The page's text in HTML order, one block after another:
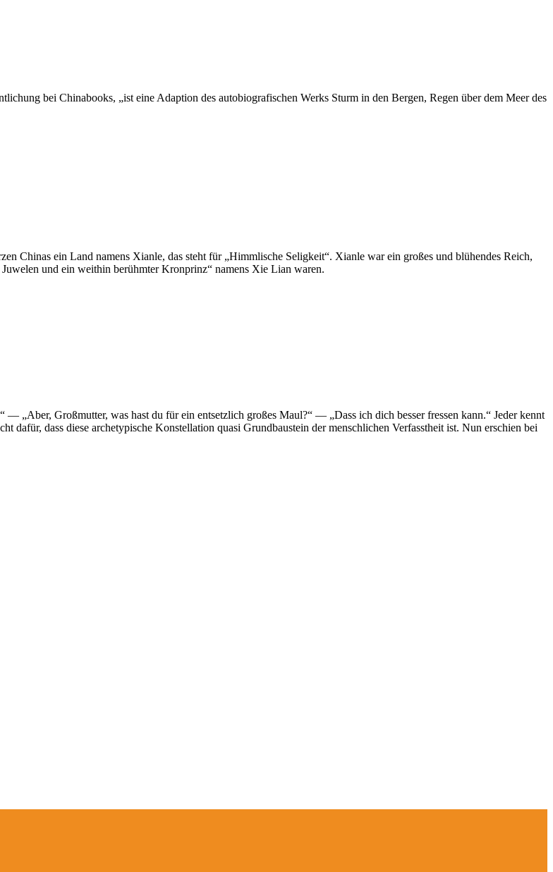
bei Chinabooks, „ist eine Adaption des autobiografischen Werks Sturm in den Bergen, Regen über dem Meer des
Chinas ein Land namens Xianle, das steht für „Himmlische Seligkeit“. Xianle war ein großes und blühendes Reich,
und ein weithin berühmter Kronprinz“ namens Xie Lian waren.
„Aber, Großmutter, was hast du für ein entsetzlich großes Maul?“ — „Dass ich dich besser fressen kann.“ Jeder kennt
dass diese archetypische Konstellation quasi Grundbaustein der menschlichen Verfasstheit ist. Nun erschien bei